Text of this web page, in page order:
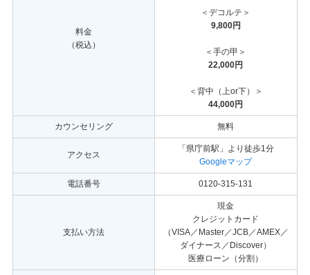
料金
（税込）
＜デコルテ＞
9,800円
＜手の甲＞
22,000円
＜背中（上or下）＞
44,000円
カウンセリング 無料
アクセス
「県庁前駅」より徒歩1分
Googleマップ
電話番号 0120-315-131
支払い方法
現金
クレジットカード
（VISA／Master／JCB／AMEX／
ダイナース／Discover）
医療ローン（分割）